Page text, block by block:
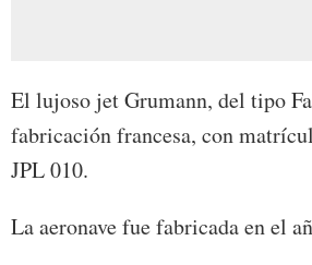
El lujoso jet Grumann, del tipo
fabricación francesa, con
JPL 010.
La aeronave fue fabricada en el